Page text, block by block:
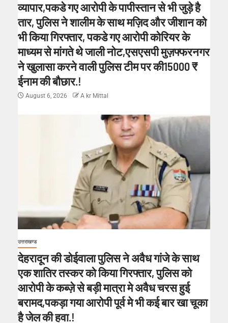
व्यापार,पकडे गए आरोपी के पापीस्तान से भी जुड़े है
तार, पुलिस ने शालीम के साथ मज़िद और जीशान को
भी किया गिरफ्तार, पकडे गए आरोपी कोरियर के
माध्यम से मांगते थे जाली नोट,एसएसपी मुज़फ्फरनगर
ने खुलासा करने वाली पुलिस टीम पर की15000 ₹
ईनाम की बौछार.!
August 6, 2026 A kr Mittal
उत्तराखण्ड
देहरादून की डोईवाला पुलिस ने अवैध गांजे के साथ
एक शातिर तस्कर को किया गिरफ्तार, पुलिस को
आरोपी के कब्ज़े से बड़ी मात्रा मे अवैध चरस हुई
बरामद,पकड़ा गया आरोपी पूर्व मे भी कई बार खा चूका
है जेल की हवा.!